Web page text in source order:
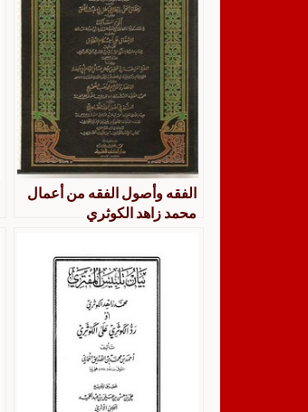
الفقه وأصول الفقه من أعمال
محمد زاهد الكوثري